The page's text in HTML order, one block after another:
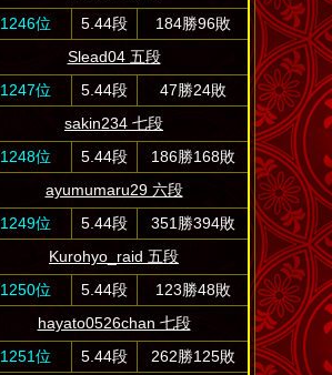
1246位
5.44段
184勝96敗
Slead04 五段
1247位
5.44段
47勝24敗
sakin234 七段
1248位
5.44段
186勝168敗
ayumumaru29 六段
1249位
5.44段
351勝394敗
Kurohyo_raid 五段
1250位
5.44段
123勝48敗
hayato0526chan 七段
1251位
5.44段
262勝125敗